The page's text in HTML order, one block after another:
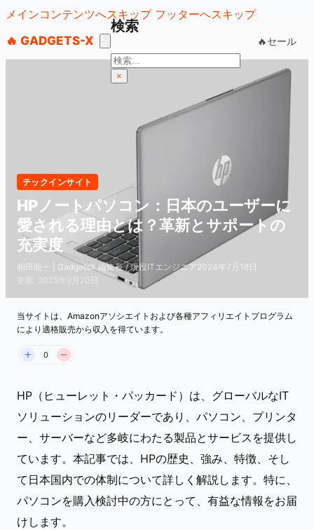
メインコンテンツへスキップ フッターへスキップ
🔥 GADGETS-X
🔥セール
検索
検
索×
テックインサイト
HPノートパソコン：日本のユーザーに
愛される理由とは？革新とサポートの
充実度
相田龍一 | GadgetsX 編集長 / 現役ITエンジニア2024年7月18日
更新: 2025年9月20日
当サイトは、Amazonアソシエイトおよび各種アフィリエイトプログラム
により適格販売から収入を得ています。
0
HP（ヒューレット・パッカード）は、グローバルなIT
ソリューションのリーダーであり、パソコン、プリンタ
ー、サーバーなど多岐にわたる製品とサービスを提供し
ています。本記事では、HPの歴史、強み、特徴、そし
て日本国内での体制について詳しく解説します。特に、
パソコンを購入検討中の方にとって、有益な情報をお届
けします。